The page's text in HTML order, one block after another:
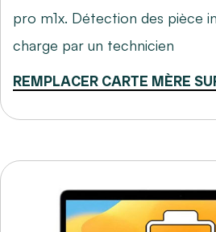
pro m1x. Détection des pièce
charge par un technicien
REMPLACER CARTE MÈRE